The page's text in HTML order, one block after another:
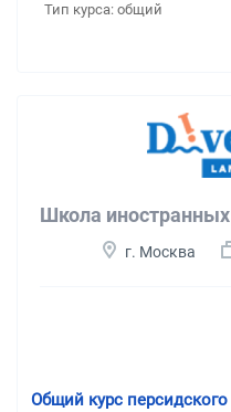
Тип курса: общий
Школа
г. Москва
Общий курс